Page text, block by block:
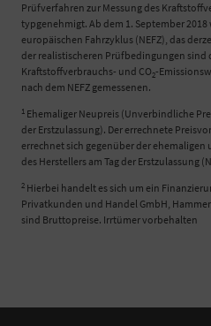
Prüfverfahren zur Messung des
typgenehmigt. Ab dem 1. September 2018
europäischen Fahrzyklus (NEFZ), das
der realistischeren Prüfbedingungen sind
Kraftstoffverbrauchs- und CO2-
nach dem NEFZ gemessenen.
1 Ehemaliger Neupreis (Unverbindliche
der Erstzulassung). Der errechnete
errechnet sich gegenüber der
des Herstellers am Tag der Erstzulassung
2 Hierbei handelt es sich um ein
Privatkunden und Handel GmbH,
sind Bruttopreise. Irrtümer vorbehalten